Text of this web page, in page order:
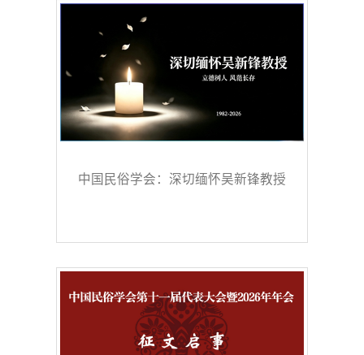
中国民俗学会：深切缅怀吴新锋教授